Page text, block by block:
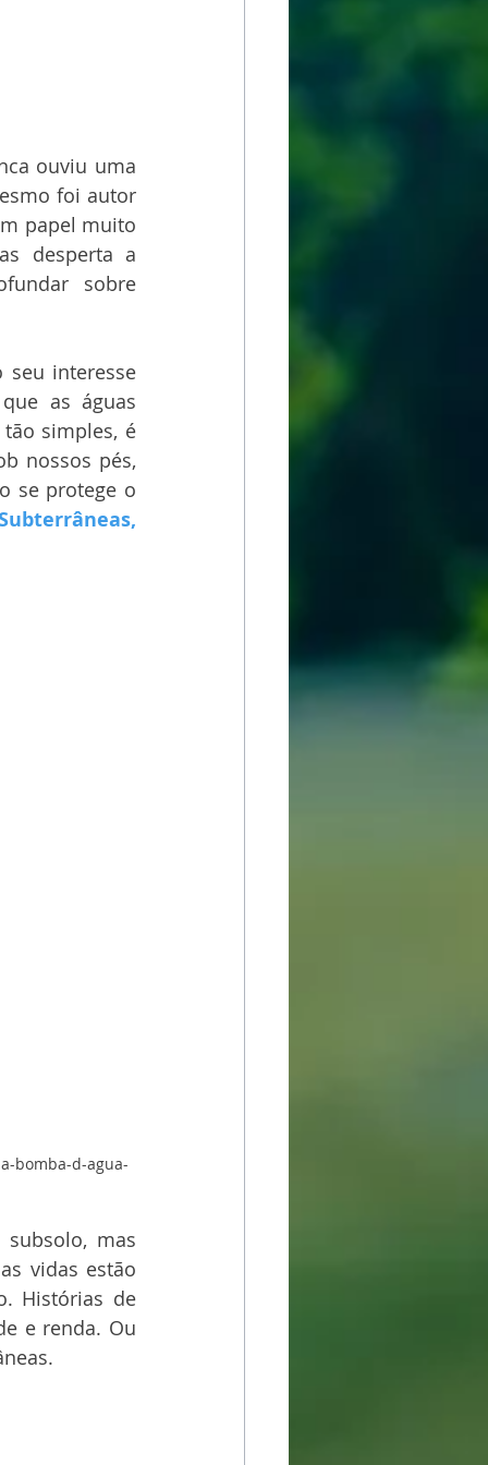
ouviu uma
foi autor
papel muito
desperta a
sobre
seu interesse
as águas
simples, é
nossos pés,
se protege o
bomba-d-agua-
mas
vidas estão
Histórias de
e renda. Ou